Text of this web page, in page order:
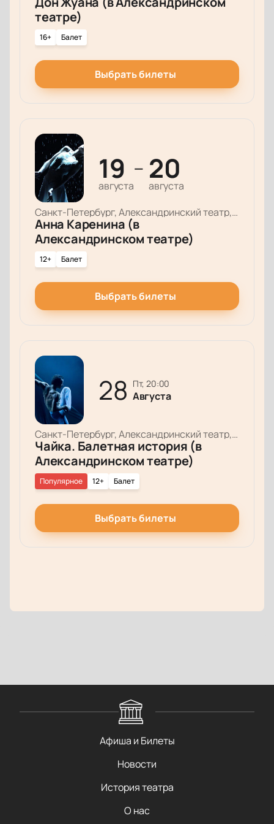
театре)
16+ Балет
Выбрать билеты
19
августа
— 20
августа
Санкт-Петербург, Александринский театр, Основная сцена
Анна Каренина (в
Александринском театре)
12+ Балет
Выбрать билеты
28 пт, 20:00
Августа
Санкт-Петербург, Александринский театр, Основная сцена
Чайка. Балетная история (в
Александринском театре)
12+ Балет
Популярное
Выбрать билеты
Афиша и Билеты
Новости
История театра
О нас